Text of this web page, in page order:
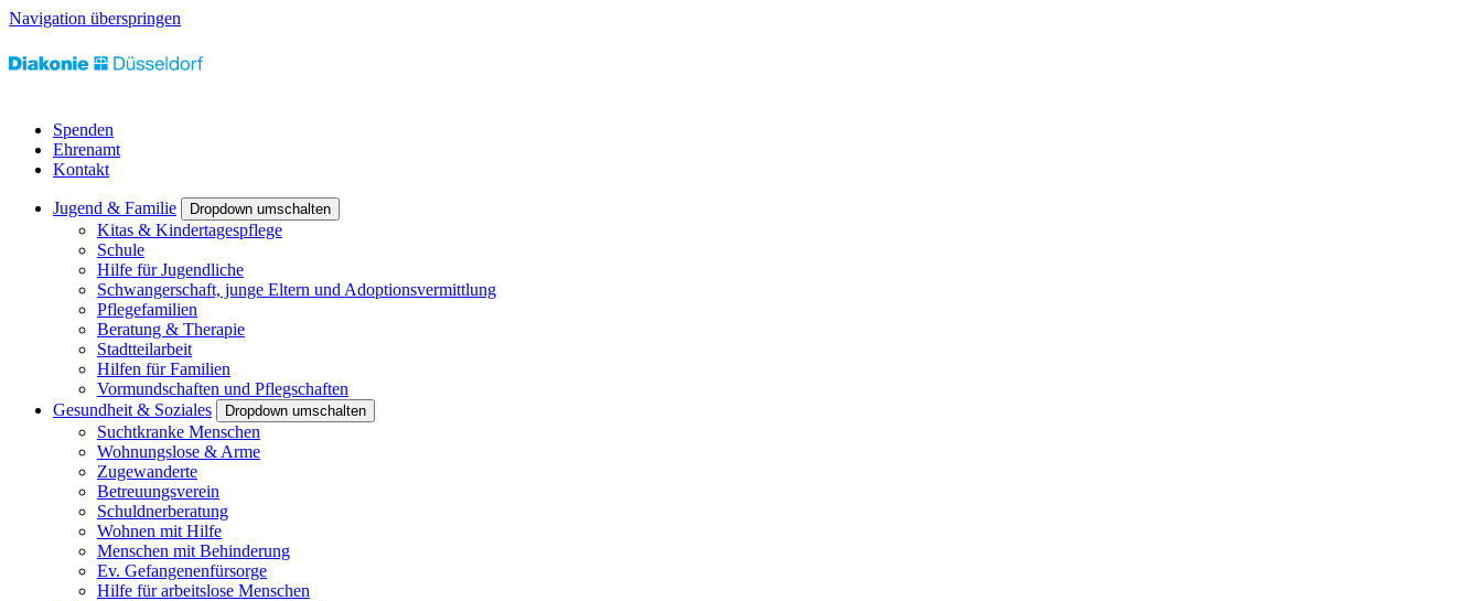
Navigation überspringen
Spenden
Ehrenamt
Kontakt
Jugend & Familie Dropdown umschalten
Kitas & Kindertagespflege
Schule
Hilfe für Jugendliche
Schwangerschaft, junge Eltern und Adoptionsvermittlung
Pflegefamilien
Beratung & Therapie
Stadtteilarbeit
Hilfen für Familien
Vormundschaften und Pflegschaften
Gesundheit & Soziales
Dropdown umschalten
Suchtkranke Menschen
Wohnungslose & Arme
Zugewanderte
Betreuungsverein
Schuldnerberatung
Wohnen mit Hilfe
Menschen mit Behinderung
Ev. Gefangenenfürsorge
Hilfe für arbeitslose Menschen